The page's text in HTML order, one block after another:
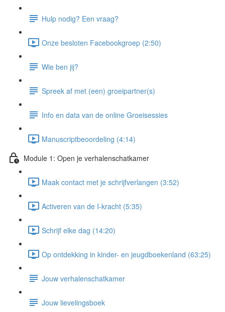
Hulp nodig? Een vraag?
Onze besloten Facebookgroep (2:50)
Wie ben jij?
Spreek af met (een) groeipartner(s)
Info en data van de online Groeisessies
Manuscriptbeoordeling (4:14)
Module 1: Open je verhalenschatkamer
Maak contact met je schrijfverlangen (3:52)
Activeren van de I-kracht (5:35)
Schrijf elke dag (14:20)
Op ontdekking in kinder- en jeugdboekenland (63:25)
Jouw verhalenschatkamer
Jouw lievelingsboek